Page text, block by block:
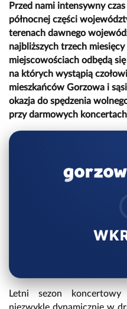
Przed nami intensywny
północnej części
terenach dawnego
najbliższych trzech
miejscowościach odbędą
na których wystąpią
mieszkańców Gorzowa i
okazja do spędzenia
przy darmowych
Letni sezon